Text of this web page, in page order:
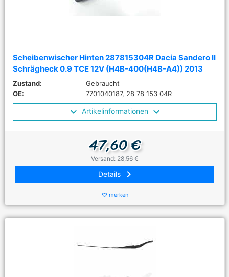
Scheibenwischer Hinten 287815304R Dacia Sandero II
Schrägheck 0.9 TCE 12V (H4B-400(H4B-A4)) 2013
Zustand:
Gebraucht
OE:
7701040187, 28 78 153 04R
Artikelinformationen
47,60 €
Versand: 28,56 €
Details keyboard_arrow_right
favorite_border merken